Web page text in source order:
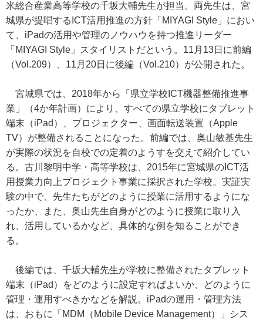
米総合産業高等学校の千坂大輔先生が担当。両先生は、宮
城県が提唱するICT活用推進の方針「MIYAGI Style」におい
て、iPadの活用や管理のノウハウを持つ推進リーダー
「MIYAGI Style」スタイリストだという。11月13日に前編
（Vol.209）、11月20日に後編（Vol.210）が公開された。
宮城県では、2018年から「県立学校ICT機器整備推進事
業」（4か年計画）により、すべての県立学校にタブレット
端末（iPad）、プロジェクター、画面転送装置（Apple
TV）が整備されることになった。前編では、奥山敏基先生
が実際の状況を自校での定着のようすを交えて紹介してい
る。古川黎明中学・高等学校は、2015年に宮城県のICT活
用授業力向上プロジェクト事業に採択された学校。実証実
験の中で、先生たちがどのように授業に活用するようにな
ったか、また、奥山先生自身がどのように授業に取り入
れ、活用しているかなど、具体的な例を知ることができ
る。
後編では、千坂大輔先生が学校に整備されたタブレット
端末（iPad）をどのように設定すればよいか、どのように
管理・運用すべきかなどを解説。iPadの運用・管理方法
は、おもに「MDM（Mobile Device Management）」シス